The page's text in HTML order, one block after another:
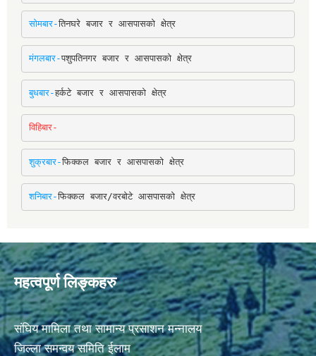
सोमबार-तिनघरे बजार र आसपासको क्षेत्र
मंगलबार-पशुपतिनगर बजार र आसपासको क्षेत्र
बुधबार-हर्कटे बजार र आसपासको क्षेत्र
विहिबार-
शुक्रबार-फिक्कल बजार र आसपासको क्षेत्र
शनिबार-फिक्कल बजार/वरबोटे आसपासको क्षेत्र
महत्वपूर्ण लिङ्कहरु
संघिय मामिला तथा सामान्य प्रसाशन मन्नालय
जिल्ला समन्वय समिति ईलाम